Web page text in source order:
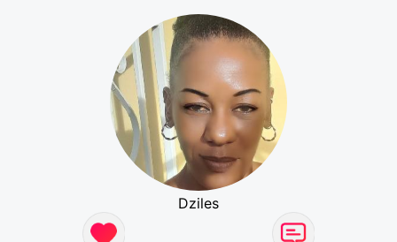
Dziles